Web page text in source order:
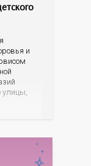
и
улицы,